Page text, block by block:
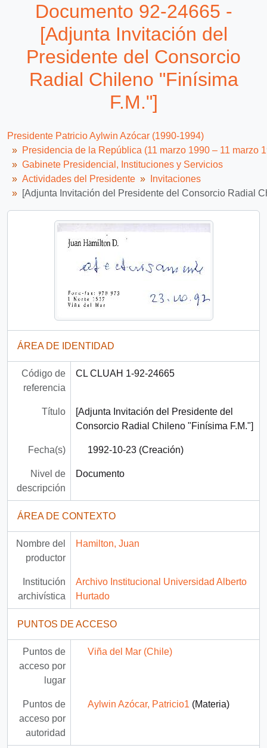
13 más...
Documento 92-24665 -
[Adjunta Invitación del
Presidente del Consorcio
Radial Chileno "Finísima
F.M."]
Presidente Patricio Aylwin Azócar (1990-1994)
Presidencia de la República (11 marzo 1990 – 11 marzo
Gabinete Presidencial, Instituciones y Servicios
Actividades del Presidente
Invitaciones
[Adjunta Invitación del Presidente del Consorcio Radial
ÁREA DE IDENTIDAD
Código de
referencia
CL CLUAH 1-92-24665
Título
[Adjunta Invitación del Presidente del
Consorcio Radial Chileno "Finísima F.M."]
Fecha(s) 1992-10-23 (Creación)
Nivel de
descripción
Documento
ÁREA DE CONTEXTO
Nombre del
productor
Hamilton, Juan
Institución
archivística
Archivo Institucional Universidad Alberto
Hurtado
PUNTOS DE ACCESO
Puntos de
acceso por
lugar
Viña del Mar (Chile)
Puntos de
acceso por
autoridad
Aylwin Azócar, Patricio1 (Materia)